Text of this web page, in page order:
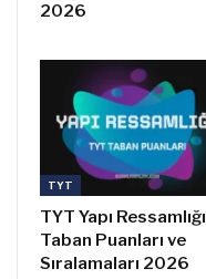
2026
TYT
TYT Yapı Ressamlığı
Taban Puanları ve
Sıralamaları 2026